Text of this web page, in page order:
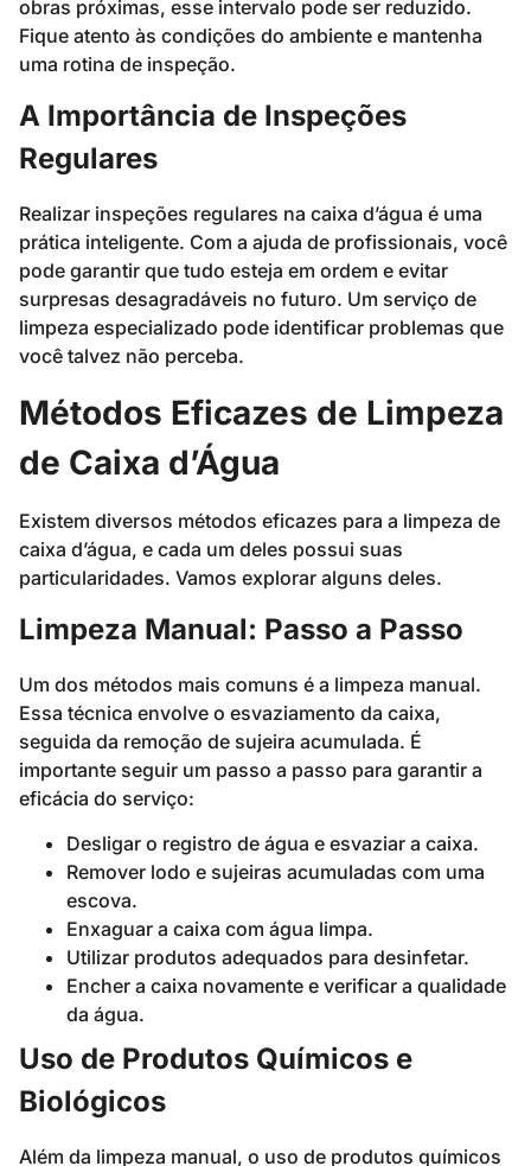
obras próximas, esse intervalo pode ser reduzido.
Fique atento às condições do ambiente e mantenha
uma rotina de inspeção.
A Importância de Inspeções
Regulares
Realizar inspeções regulares na caixa d’água é uma
prática inteligente. Com a ajuda de profissionais, você
pode garantir que tudo esteja em ordem e evitar
surpresas desagradáveis no futuro. Um serviço de
limpeza especializado pode identificar problemas que
você talvez não perceba.
Métodos Eficazes de Limpeza
de Caixa d’Água
Existem diversos métodos eficazes para a limpeza de
caixa d’água, e cada um deles possui suas
particularidades. Vamos explorar alguns deles.
Limpeza Manual: Passo a Passo
Um dos métodos mais comuns é a limpeza manual.
Essa técnica envolve o esvaziamento da caixa,
seguida da remoção de sujeira acumulada. É
importante seguir um passo a passo para garantir a
eficácia do serviço:
Desligar o registro de água e esvaziar a caixa.
Remover lodo e sujeiras acumuladas com uma
escova.
Enxaguar a caixa com água limpa.
Utilizar produtos adequados para desinfetar.
Encher a caixa novamente e verificar a qualidade
da água.
Uso de Produtos Químicos e
Biológicos
Além da limpeza manual, o uso de produtos químicos